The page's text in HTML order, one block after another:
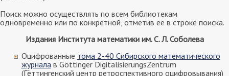
Поиск можно осуществлять по всем библиотекам
одновременно или по конкретной, отметив её в строке поиска.
Издания Института математики им. С. Л. Соболева
Оцифрованные тома 2-40 Сибирского математического
журналав Göttinger DigitalisierungsZentrum
(Гёттингенский центр ретроспективного оцифровывания)